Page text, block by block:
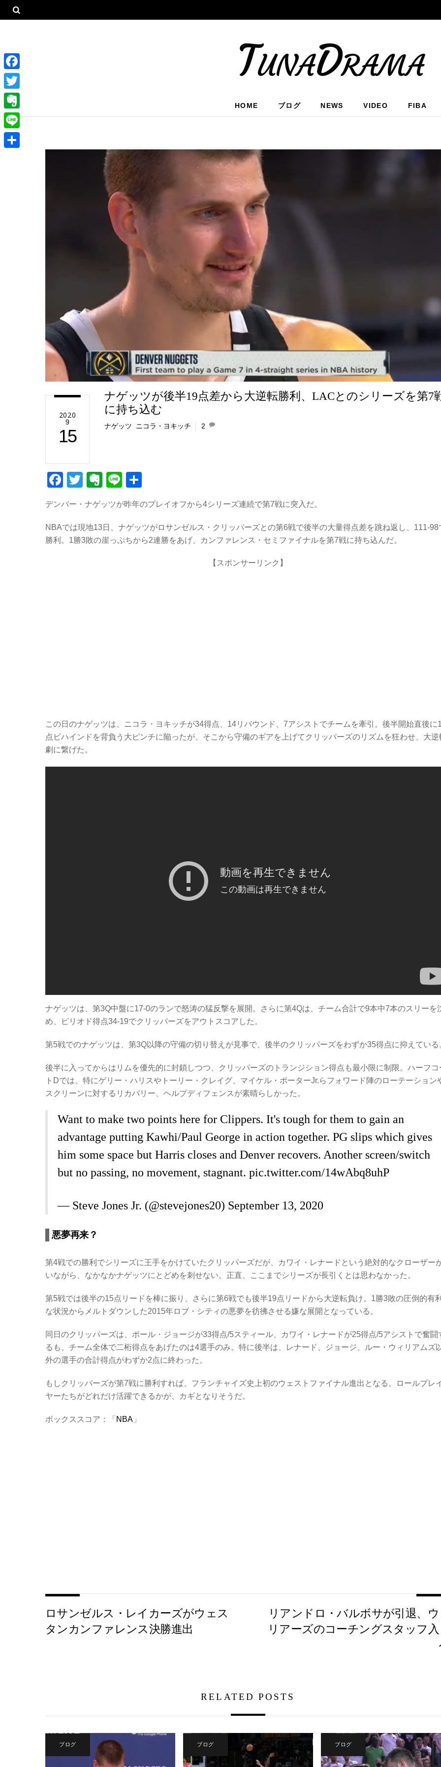
TunaDrama
HOME ブログ NEWS VIDEO FIBA
2020
9
15
ナゲッツが後半19点差から大逆転勝利、LACとのシリーズを第7
に持ち込む
ナゲッツ ニコラ・ヨキッチ 2
F
c
e
b
T
tt
er
E
er
n
ot
Li
e
有
デンバー・ナゲッツが昨年のプレイオフから4シリーズ連続で第7戦に突入だ。
NBAでは現地13日、ナゲッツがロサンゼルス・クリッパーズとの第6戦で後半の大量得点差を跳ね返し、111-98
勝利。1勝3敗の崖っぷちから2連勝をあげ、カンファレンス・セミファイナルを第7戦に持ち込んだ。
【スポンサーリンク】
この日のナゲッツは、ニコラ・ヨキッチが34得点、14リバウンド、7アシストでチームを牽引。後半開始直後に
点ビハインドを背負う大ピンチに陥ったが、そこから守備のギアを上げてクリッパーズのリズムを狂わせ、大逆
劇に繋げた。
ナゲッツは、第3Q中盤に17-0のランで怒涛の猛反撃を展開。さらに第4Qは、チーム合計で9本中7本のスリーを
め、ピリオド得点34-19でクリッパーズをアウトスコアした。
第5戦でのナゲッツは、第3Q以降の守備の切り替えが見事で、後半のクリッパーズをわずか35得点に抑えている
後半に入ってからはリムを優先的に封鎖しつつ、クリッパーズのトランジション得点も最小限に制限。ハーフコ
トDでは、特にゲリー・ハリスやトーリー・クレイグ、マイケル・ポーターJr.らフォワード陣のローテーション
スクリーンに対するリカバリー、ヘルプディフェンスが素晴らしかった。
Want to make two points here for Clippers. It's tough for them to gain an
advantage putting Kawhi/Paul George in action together. PG slips which gives
him some space but Harris closes and Denver recovers. Another screen/switch
but no passing, no movement, stagnant.pic.twitter.com/14wAbq8uhP
— Steve Jones Jr. (@stevejones20) September 13, 2020
悪夢再来？
第4戦での勝利でシリーズに王手をかけていたクリッパーズだが、カワイ・レナードという絶対的なクローザー
いながら、なかなかナゲッツにとどめを刺せない。正直、ここまでシリーズが長引くとは思わなかった。
第5戦では後半の15点リードを棒に振り、さらに第6戦でも後半19点リードから大逆転負け。1勝3敗の圧倒的有
な状況からメルトダウンした2015年ロブ・シティの悪夢を彷彿させる嫌な展開となっている。
同日のクリッパーズは、ポール・ジョージが33得点/5スティール、カワイ・レナードが25得点/5アシストで奮闘
るも、チーム全体で二桁得点をあげたのは4選手のみ。特に後半は、レナード、ジョージ、ルー・ウィリアムズ
外の選手の合計得点がわずか2点に終わった。
もしクリッパーズが第7戦に勝利すれば、フランチャイズ史上初のウェストファイナル進出となる。ロールプレ
ヤーたちがどれだけ活躍できるかが、カギとなりそうだ。
ボックススコア：「 NBA 」
ロサンゼルス・レイカーズがウェス
タンカンファレンス決勝進出
リアンドロ・バルボサが引退、
リアーズのコーチングスタッフ
RELATED POSTS
ブログ ブログ ブログ
F
a
c
e
b
T
w
i
E
v
e
L